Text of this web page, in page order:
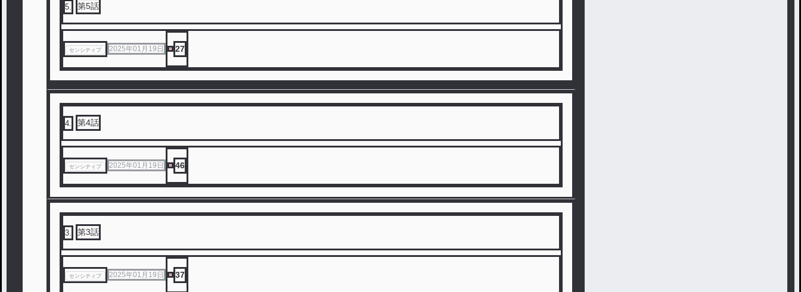
5 第5話
センシティブ 2025年01月19日 27
4 第4話
センシティブ 2025年01月19日 46
3 第3話
センシティブ 2025年01月19日 37